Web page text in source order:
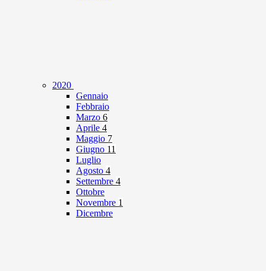
2020
Gennaio
Febbraio
Marzo 6
Aprile 4
Maggio 7
Giugno 11
Luglio
Agosto 4
Settembre 4
Ottobre
Novembre 1
Dicembre